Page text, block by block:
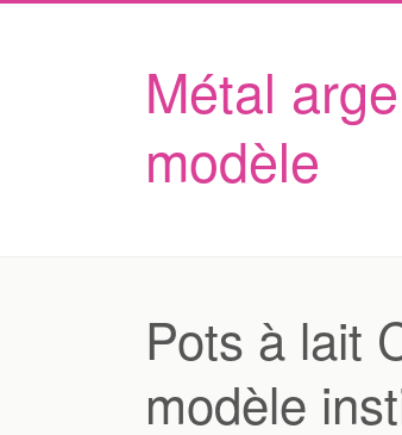
Métal
modèle
Pots à lait
modèle